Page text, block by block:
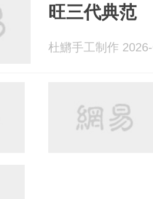
旺三代典范
杜鱂手工制作